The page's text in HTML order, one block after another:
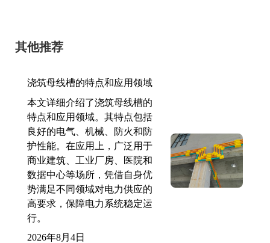
其他推荐
浇筑母线槽的特点和应用领域
本文详细介绍了浇筑母线槽的
特点和应用领域。其特点包括
良好的电气、机械、防火和防
护性能。在应用上，广泛用于
商业建筑、工业厂房、医院和
数据中心等场所，凭借自身优
势满足不同领域对电力供应的
高要求，保障电力系统稳定运
行。
2026年8月4日